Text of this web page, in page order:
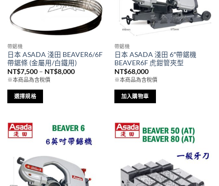
帶鋸機
日本 ASADA 淺田 BEAVER6/6F
帶鋸條 (金屬用/白鐵用)
NT$7,500 – NT$8,000價
※本商品為含稅價
選擇規格
品
有
式。
帶鋸機
日本 ASADA 淺田 6″帶鋸機
BEAVER6F 虎鉗管夾型
NT$68,000
※本商品為含稅價
加入購物車